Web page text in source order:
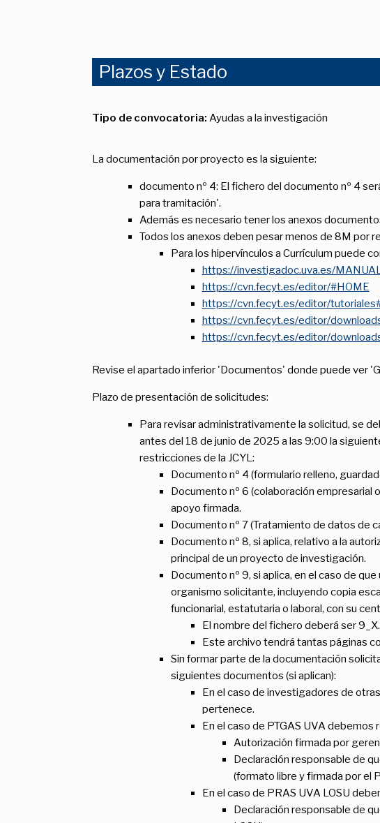
Plazos y Estado
Tipo de convocatoria: Ayudas a la investigación
La documentación por proyecto es la siguiente:
documento nº 4: El fichero del documento nº 4
para tramitación'.
Además es necesario tener los anexos
Todos los anexos deben pesar menos de 8M por
Para los hipervínculos a Currículum puede
https://investigadoc.uva.es/
https://cvn.fecyt.es/editor/#HOME
https://cvn.fecyt.es/editor/
https://cvn.fecyt.es/editor/
https://cvn.fecyt.es/editor/
Revise el apartado inferior 'Documentos' donde puede ver
Plazo de presentación de solicitudes:
Para revisar administrativamente la solicitud, se
antes del 18 de junio de 2025 a las 9:00 la
restricciones de la JCYL:
Documento nº 4 (formulario relleno,
Documento nº 6 (colaboración
apoyo firmada.
Documento nº 7 (Tratamiento de datos de
Documento nº 8, si aplica, relativo a la
principal de un proyecto de investigación.
Documento nº 9, si aplica, en el caso de
organismo solicitante, incluyendo copia
funcionarial, estatutaria o laboral, con su
El nombre del fichero deberá ser
Este archivo tendrá tantas páginas
Sin formar parte de la documentación
siguientes documentos (si aplican):
En el caso de investigadores de
pertenece.
En el caso de PTGAS UVA debemos
Autorización firmada por
Declaración responsable de
(formato libre y firmada por el
En el caso de PRAS UVA LOSU
Declaración responsable de